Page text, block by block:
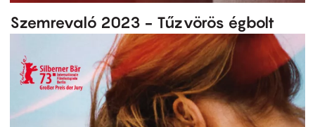
Szemrevaló 2023 - Tűzvörös égbolt